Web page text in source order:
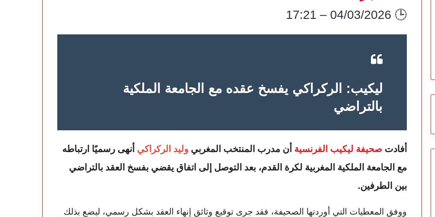
🕒 04/03/2026 – 17:21
ليكيب: الركراكي يفسخ عقده مع الجامعة الملكية
بالتراضي
أفادت صحيفة ليكيب الفرنسية أن مدرب المنتخب المغربي وليد الركراكي أنهى رسميًا ارتباطه
مع الجامعة الملكية المغربية لكرة القدم، بعد التوصل إلى اتفاق يقضي بفسخ العقد بالتراضي
بين الطرفين.
ووفق المعطيات التي أوردتها الصحيفة، فقد جرى توقيع وثائق إنهاء العقد بشكل رسمي، ليضع بذلك